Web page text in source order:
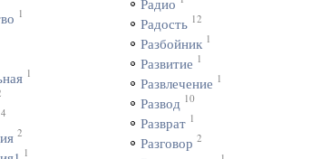
1
1
4
2
1
Радио
Радость 12
Разбойник 1
Развитие 1
Развлечение 1
Развод 10
Разврат 1
Разговор 2